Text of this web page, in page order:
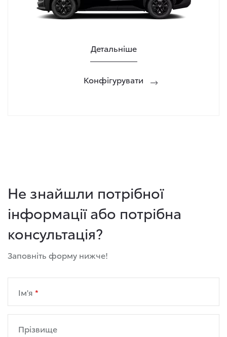
Детальніше
Конфігурувати
Не знайшли потрібної
інформації або потрібна
консультація?
Заповніть форму нижче!
Ім'я
Прізвище